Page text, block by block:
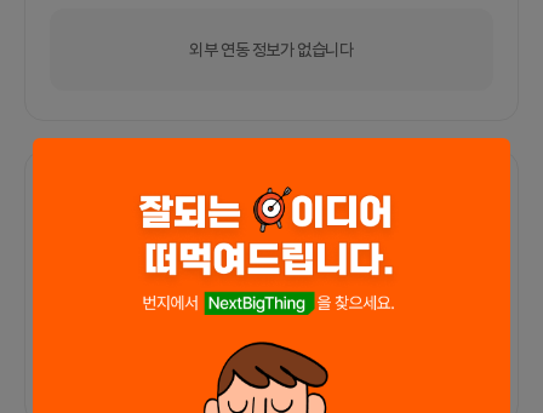
외부 연동 정보가 없습니다
함께한 사람들이 남긴 말
프로젝트 0 프로챗 0
아직 후기가 도착하지 않았습니다